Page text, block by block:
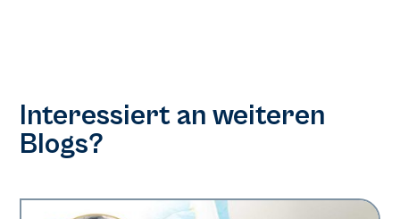
Interessiert an weiteren
Blogs?